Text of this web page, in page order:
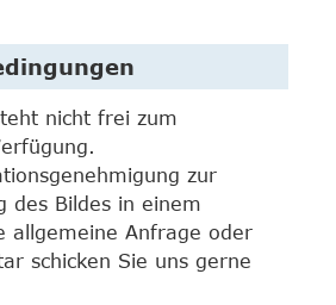
nicht frei zum
zur
des Bildes in einem
allgemeine Anfrage oder
schicken Sie uns gerne